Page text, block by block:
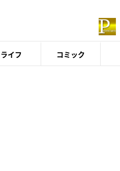
ライフ コミック